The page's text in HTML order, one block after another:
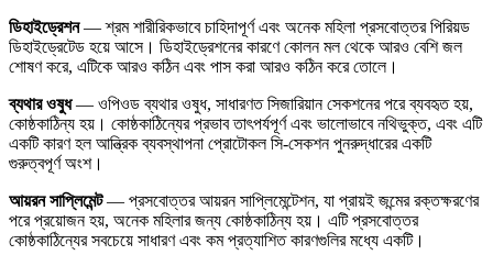
ডিহাইড্রেশন— শ্রম শারীরিকভাবে চাহিদাপূর্ণ এবং অনেক মহিলা প্রসবোত্তর পিরিয়ড
ডিহাইড্রেটেড হয়ে আসে। ডিহাইড্রেশনের কারণে কোলন মল থেকে আরও বেশি জল
শোষণ করে, এটিকে আরও কঠিন এবং পাস করা আরও কঠিন করে তোলে।
ব্যথার ওষুধ— ওপিওড ব্যথার ওষুধ, সাধারণত সিজারিয়ান সেকশনের পরে ব্যবহৃত হয়,
কোষ্ঠকাঠিন্য হয়। কোষ্ঠকাঠিন্যের প্রভাব তাৎপর্যপূর্ণ এবং ভালোভাবে নথিভুক্ত, এবং এটি
একটি কারণ হল আন্ত্রিক ব্যবস্থাপনা প্রোটোকল সি-সেকশন পুনরুদ্ধারের একটি
গুরুত্বপূর্ণ অংশ।
আয়রন সাপ্লিমেন্ট— প্রসবোত্তর আয়রন সাপ্লিমেন্টেশন, যা প্রায়ই জন্মের রক্তক্ষরণের
পরে প্রয়োজন হয়, অনেক মহিলার জন্য কোষ্ঠকাঠিন্য হয়। এটি প্রসবোত্তর
কোষ্ঠকাঠিন্যের সবচেয়ে সাধারণ এবং কম প্রত্যাশিত কারণগুলির মধ্যে একটি।